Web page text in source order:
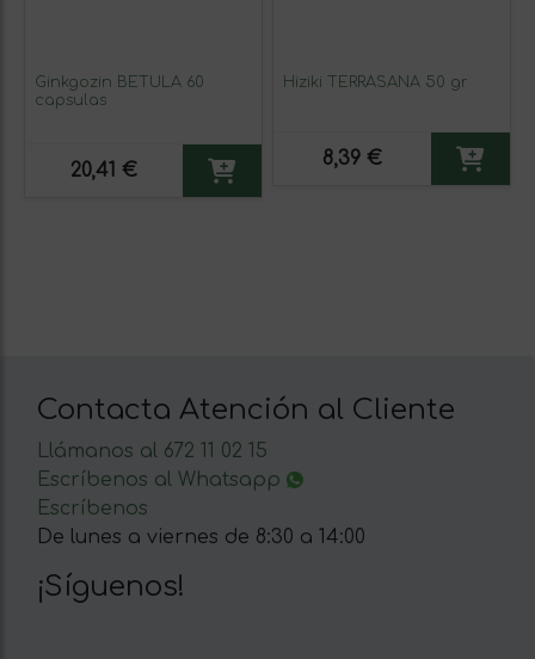
Ginkgozin BETULA 60
capsulas
20,41 €
Hiziki TERRASANA 50 gr
8,39 €
Contacta Atención al Cliente
Llámanos al 672 11 02 15
Escríbenos al Whatsapp
Escríbenos
De lunes a viernes de 8:30 a 14:00
¡Síguenos!